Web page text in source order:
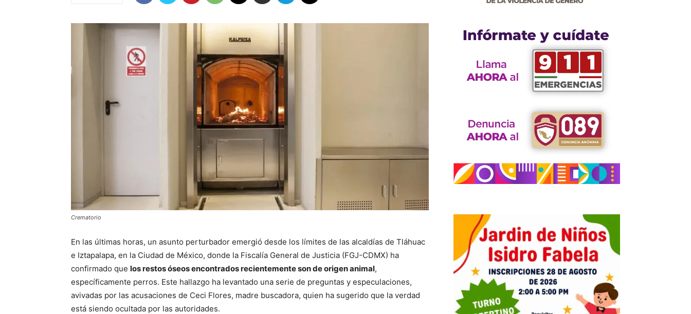
Crematorio
En las últimas horas, un asunto perturbador emergió desde los límites de las alcaldías de Tláhuac
e Iztapalapa, en la Ciudad de México, donde la Fiscalía General de Justicia (FGJ-CDMX) ha
confirmado que los restos óseos encontrados recientemente son de origen animal,
específicamente perros. Este hallazgo ha levantado una serie de preguntas y especulaciones,
avivadas por las acusaciones de Ceci Flores, madre buscadora, quien ha sugerido que la verdad
está siendo ocultada por las autoridades.